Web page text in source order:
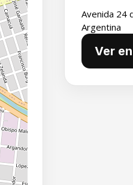
Avenida 24
Argentina
Ver